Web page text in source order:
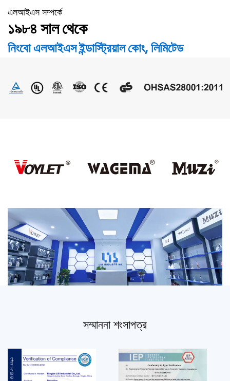
এলআইএস সম্পর্কে
১৯৮৪ সাল থেকে
নিংবো এলআইএস ইন্ডাস্ট্রিয়াল কোং, লিমিটেড
সম্মাননা শংসাপত্র